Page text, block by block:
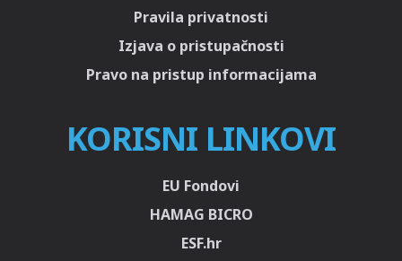
Pravila privatnosti
Izjava o pristupačnosti
Pravo na pristup informacijama
KORISNI LINKOVI
EU Fondovi
HAMAG BICRO
ESF.hr